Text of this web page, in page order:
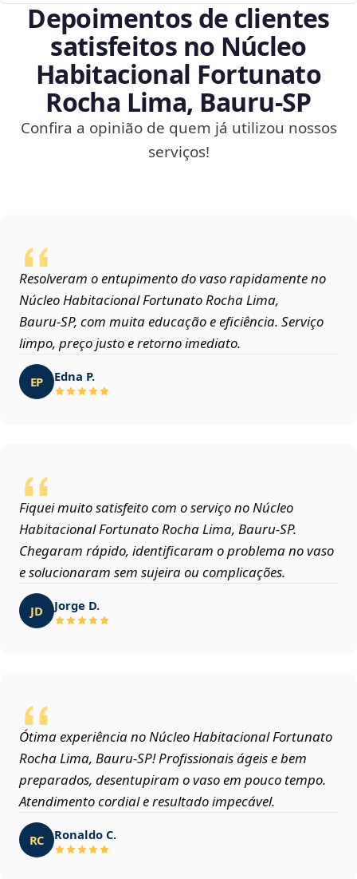
Depoimentos de clientes
satisfeitos no Núcleo
Habitacional Fortunato
Rocha Lima, Bauru‑SP
Confira a opinião de quem já utilizou nossos
serviços!
Resolveram o entupimento do vaso rapidamente no
Núcleo Habitacional Fortunato Rocha Lima,
Bauru‑SP, com muita educação e eficiência. Serviço
limpo, preço justo e retorno imediato.
EP Edna P.
Fiquei muito satisfeito com o serviço no Núcleo
Habitacional Fortunato Rocha Lima, Bauru‑SP.
Chegaram rápido, identificaram o problema no vaso
e solucionaram sem sujeira ou complicações.
JD Jorge D.
Ótima experiência no Núcleo Habitacional Fortunato
Rocha Lima, Bauru‑SP! Profissionais ágeis e bem
preparados, desentupiram o vaso em pouco tempo.
Atendimento cordial e resultado impecável.
RC Ronaldo C.